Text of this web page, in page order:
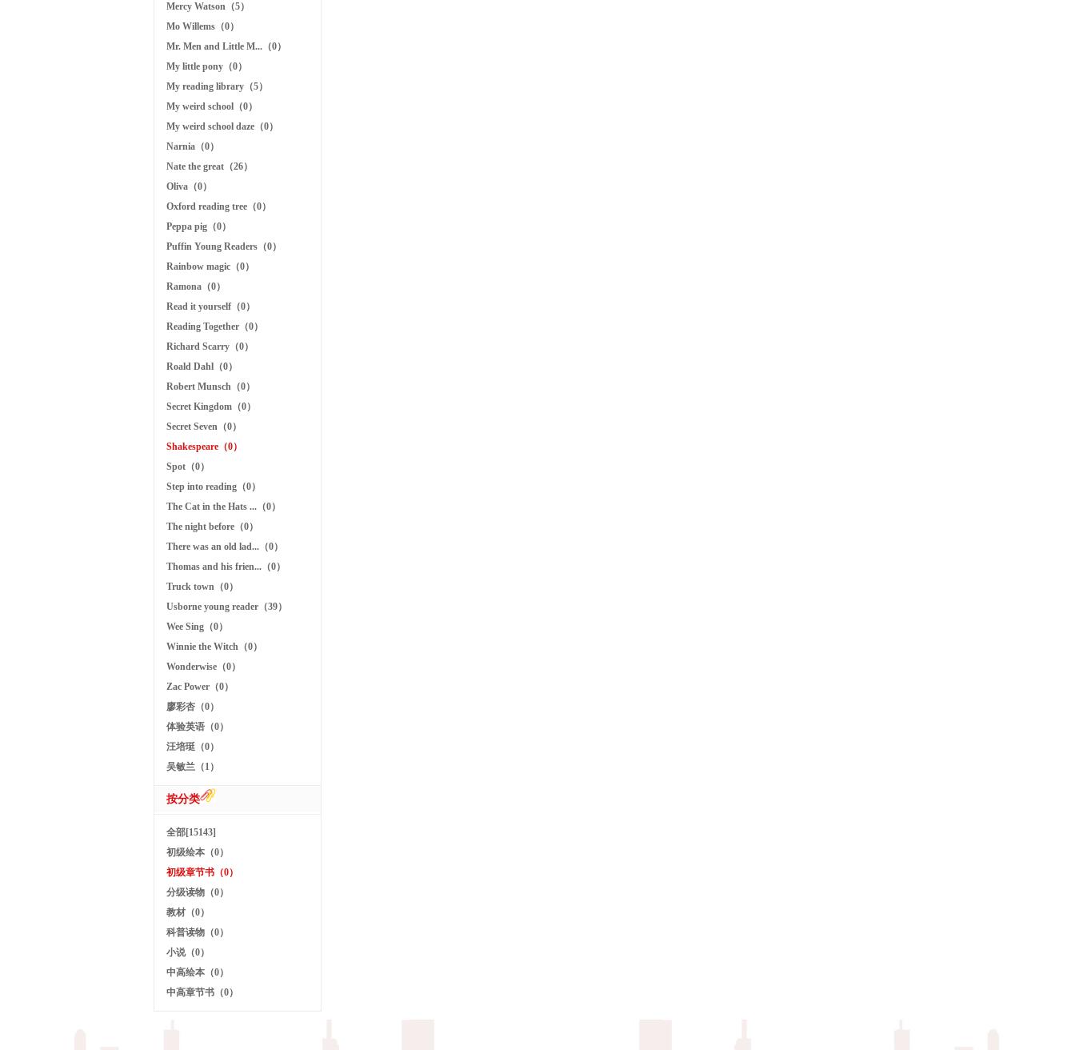
Mercy Watson（5）
Mo Willems（0）
Mr. Men and Little M...（0）
My little pony（0）
My reading library（5）
My weird school（0）
My weird school daze（0）
Narnia（0）
Nate the great（26）
Oliva（0）
Oxford reading tree（0）
Peppa pig（0）
Puffin Young Readers（0）
Rainbow magic（0）
Ramona（0）
Read it yourself（0）
Reading Together（0）
Richard Scarry（0）
Roald Dahl（0）
Robert Munsch（0）
Secret Kingdom（0）
Secret Seven（0）
Shakespeare（0）
Spot（0）
Step into reading（0）
The Cat in the Hats ...（0）
The night before（0）
There was an old lad...（0）
Thomas and his frien...（0）
Truck town（0）
Usborne young reader（39）
Wee Sing（0）
Winnie the Witch（0）
Wonderwise（0）
Zac Power（0）
廖彩杏（0）
体验英语（0）
汪培珽（0）
吴敏兰（1）
按分类
全部[15143]
初级绘本（0）
初级章节书（0）
分级读物（0）
教材（0）
科普读物（0）
小说（0）
中高绘本（0）
中高章节书（0）